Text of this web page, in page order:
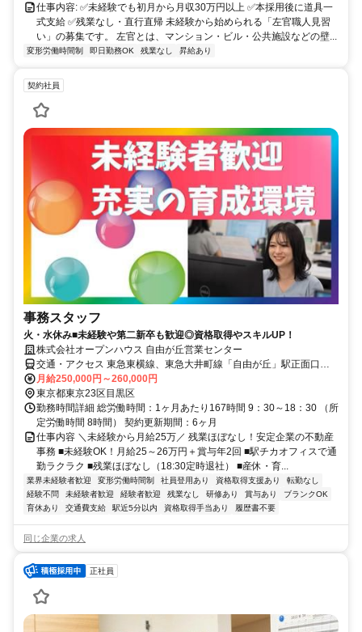
仕事内容: ✅未経験でも初月から月収30万円以上 ✅本採用後に道具一
式支給 ✅残業なし・直行直帰 未経験から始められる「左官職人見習
い」の募集です。 左官とは、マンション・ビル・公共施設などの壁...
変形労働時間制 即日勤務OK 残業なし 昇給あり
契約社員
事務スタッフ
火・水休み■未経験や第二新卒も歓迎◎資格取得やスキルUP！
株式会社オープンハウス 自由が丘営業センター
交通・アクセス 東急東横線、東急大井町線「自由が丘」駅正面口よ
り徒歩2分
月給250,000円～260,000円
東京都東京23区目黒区
勤務時間詳細 総労働時間：1ヶ月あたり167時間 9：30～18：30 （所
定労働時間 8時間） 契約更新期間：6ヶ月
仕事内容 ＼未経験から月給25万／ 残業ほぼなし！安定企業の不動産
事務 ■未経験OK！月給25～26万円＋賞与年2回 ■駅チカオフィスで通
勤ラクラク ■残業ほぼなし（18:30定時退社） ■産休・育...
業界未経験者歓迎 変形労働時間制 社員登用あり 資格取得支援あり
転勤なし
経験不問
未経験者歓迎 経験者歓迎 残業なし 研修あり 賞与あり
ブランクOK
育休あり
交通費支給 駅近5分以内 資格取得手当あり 履歴書不要
同じ企業の求人
正社員